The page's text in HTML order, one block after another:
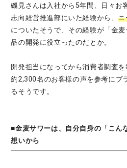
磯見さんは入社から5年間、日々お
志向経営推進部にいた経験から、ニ
についたそうで、その経験が「金
品の開発に役立ったのだとか。
開発担当になってから消費者調査
約2,300名のお客様の声を参考にブ
るそうです。
■金麦サワーは、自分自身の「こん
想いから